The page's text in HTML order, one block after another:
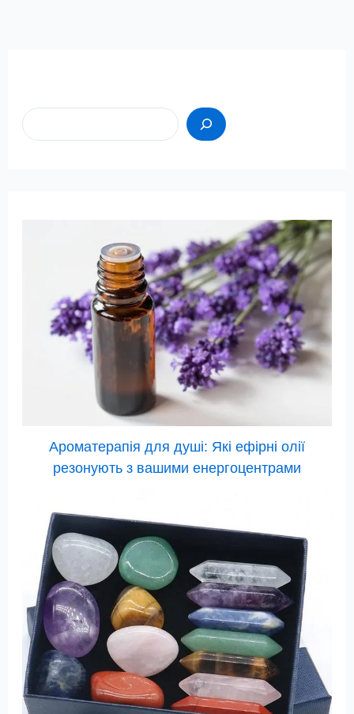
Ароматерапія для душі: Які ефірні олії
резонують з вашими енергоцентрами